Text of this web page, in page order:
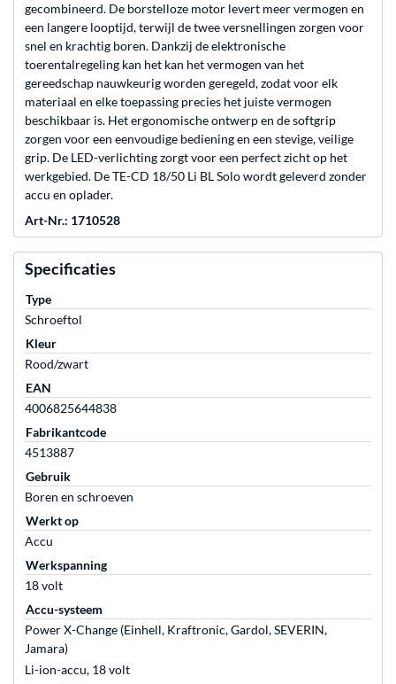
gecombineerd. De borstelloze motor levert meer vermogen en
een langere looptijd, terwijl de twee versnellingen zorgen voor
snel en krachtig boren. Dankzij de elektronische
toerentalregeling kan het kan het vermogen van het
gereedschap nauwkeurig worden geregeld, zodat voor elk
materiaal en elke toepassing precies het juiste vermogen
beschikbaar is. Het ergonomische ontwerp en de softgrip
zorgen voor een eenvoudige bediening en een stevige, veilige
grip. De LED-verlichting zorgt voor een perfect zicht op het
werkgebied. De TE-CD 18/50 Li BL Solo wordt geleverd zonder
accu en oplader.
Art-Nr.: 1710528
Specificaties
Type
Schroeftol
Kleur
Rood/zwart
EAN
4006825644838
Fabrikantcode
4513887
Gebruik
Boren en schroeven
Werkt op
Accu
Werkspanning
18 volt
Accu-systeem
Power X-Change (Einhell, Kraftronic, Gardol, SEVERIN,
Jamara)
Li-ion-accu, 18 volt